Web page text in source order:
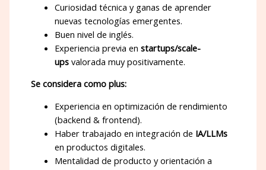
Curiosidad técnica y ganas de aprender
nuevas tecnologías emergentes.
Buen nivel de inglés.
Experiencia previa enstartups/scale-
ups valorada muy positivamente.
Se considera como plus:
Experiencia en optimización de rendimiento
(backend & frontend).
Haber trabajado en integración de IA/LLMs
en productos digitales.
Mentalidad de producto y orientación a